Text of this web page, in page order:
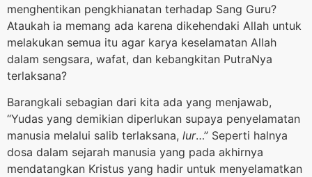
menghentikan pengkhianatan terhadap Sang Guru?
Ataukah ia memang ada karena dikehendaki Allah untuk
melakukan semua itu agar karya keselamatan Allah
dalam sengsara, wafat, dan kebangkitan PutraNya
terlaksana?
Barangkali sebagian dari kita ada yang menjawab,
“Yudas yang demikian diperlukan supaya penyelamatan
manusia melalui salib terlaksana, lur…” Seperti halnya
dosa dalam sejarah manusia yang pada akhirnya
mendatangkan Kristus yang hadir untuk menyelamatkan